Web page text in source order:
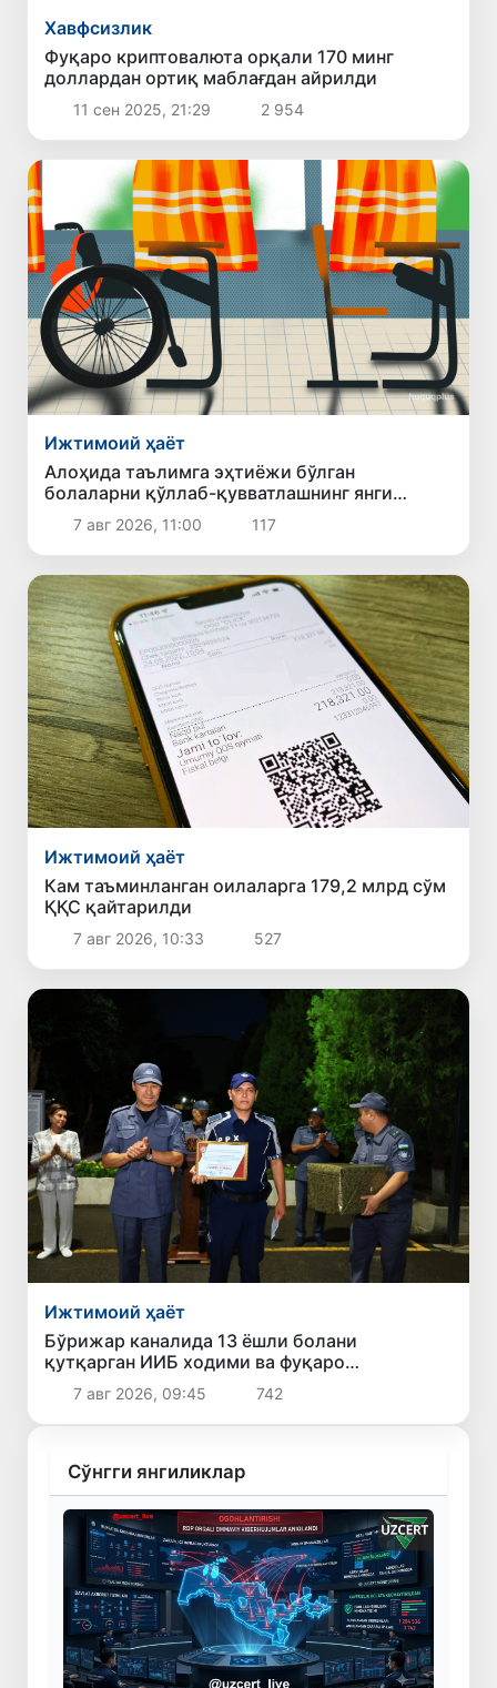
Хавфсизлик
Фуқаро криптовалюта орқали 170 минг
доллардан ортиқ маблағдан айрилди
11 сен 2025, 21:29 2 954
Ижтимоий ҳаёт
Алоҳида таълимга эҳтиёжи бўлган
болаларни қўллаб-қувватлашнинг янги
тизими жорий этилади
7 авг 2026, 11:00 117
Ижтимоий ҳаёт
Кам таъминланган оилаларга 179,2 млрд сўм
ҚҚС қайтарилди
7 авг 2026, 10:33 527
Ижтимоий ҳаёт
Бўрижар каналида 13 ёшли болани
қутқарган ИИБ ходими ва фуқаро
тақдирланди
7 авг 2026, 09:45 742
Сўнгги янгиликлар